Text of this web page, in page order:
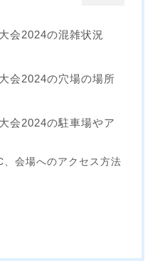
会2024の混雑状況
会2024の穴場の場所
会2024の駐車場やア
会場へのアクセス方法